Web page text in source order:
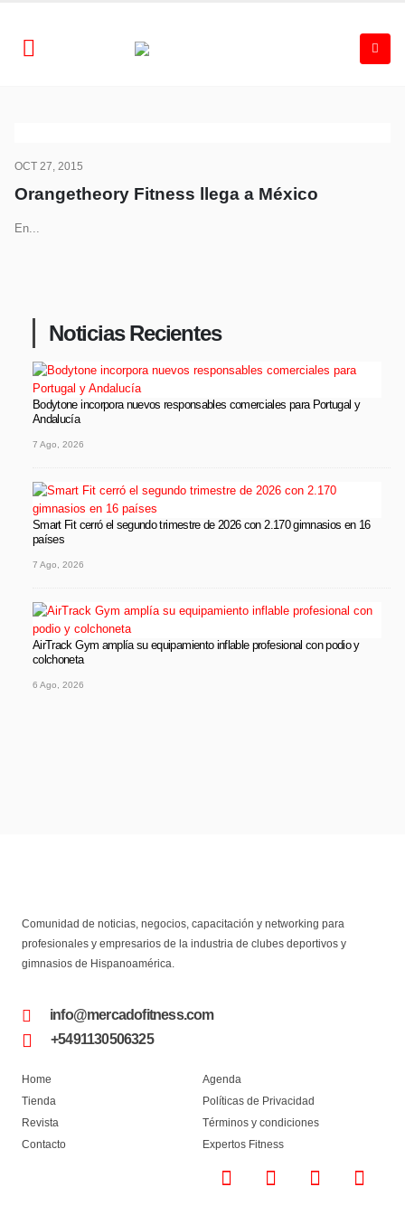
OCT 27, 2015
Orangetheory Fitness llega a México
En...
Noticias Recientes
Bodytone incorpora nuevos responsables comerciales para Portugal y
Andalucía
7 Ago, 2026
Smart Fit cerró el segundo trimestre de 2026 con 2.170 gimnasios en 16
países
7 Ago, 2026
AirTrack Gym amplía su equipamiento inflable profesional con podio y
colchoneta
6 Ago, 2026
Comunidad de noticias, negocios, capacitación y networking para
profesionales y empresarios de la industria de clubes deportivos y
gimnasios de Hispanoamérica.
info@mercadofitness.com
+5491130506325
Home
Tienda
Revista
Contacto
Agenda
Políticas de Privacidad
Términos y condiciones
Expertos Fitness